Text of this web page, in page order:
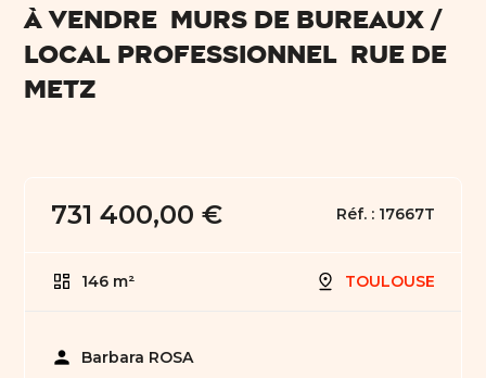
À VENDRE  MURS DE BUREAUX /
LOCAL PROFESSIONNEL  RUE DE
METZ
731 400,00 € Réf. : 17667T
146 m² TOULOUSE
person Barbara ROSA